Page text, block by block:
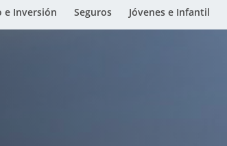
e Inversión Seguros Jóvenes e Infantil